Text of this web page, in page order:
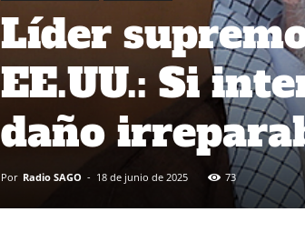
Líder
EE.UU.: Si
daño
Por Radio SAGO - 18 de junio de 2025 73